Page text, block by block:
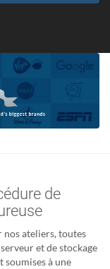
de
ateliers, toutes
et de stockage
soumises à une